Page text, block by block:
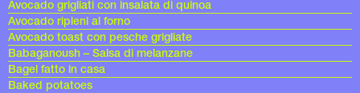
Avocado grigliati con insalata di quinoa
Avocado ripieni al forno
Avocado toast con pesche grigliate
Babaganoush – Salsa di melanzane
Bagel fatto in casa
Baked potatoes